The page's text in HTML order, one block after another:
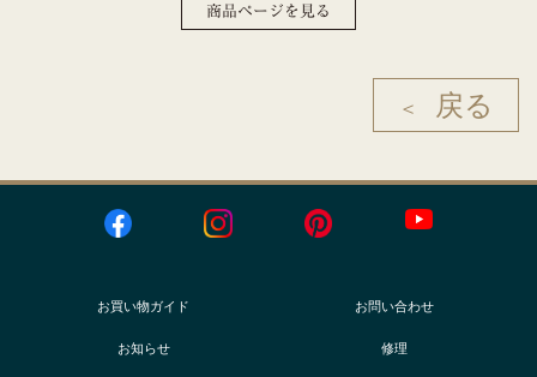
商品ページを見る
＜ 戻る
お買い物ガイド お問い合わせ
お知らせ 修理